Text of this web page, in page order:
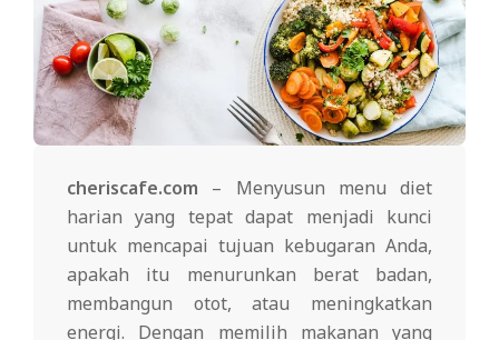
cheriscafe.com – Menyusun menu diet
harian yang tepat dapat menjadi kunci
untuk mencapai tujuan kebugaran Anda,
apakah itu menurunkan berat badan,
membangun otot, atau meningkatkan
energi. Dengan memilih makanan yang